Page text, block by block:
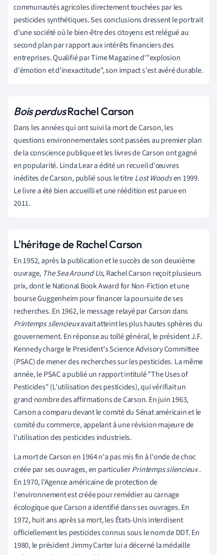
communautés agricoles directement touchées par les
pesticides synthétiques. Ses conclusions dressent le portrait
d'une société où le bien-être des citoyens est relégué au
second plan par rapport aux intérêts financiers des
entreprises. Qualifié par Time Magazine d'"explosion
d'émotion et d'inexactitude", son impact s'est avéré durable.
Bois perdusRachel Carson
Dans les années qui ont suivi la mort de Carson, les
questions environnementales sont passées au premier plan
de la conscience publique et les livres de Carson ont gagné
en popularité. Linda Lear a édité un recueil d'œuvres
inédites de Carson, publié sous le titreLost Woodsen 1999.
Le livre a été bien accueilli et une réédition est parue en
2011.
L'héritage de Rachel Carson
En 1952, après la publication et le succès de son deuxième
ouvrage, The Sea Around Us, Rachel Carson reçoit plusieurs
prix, dont le National Book Award for Non-Fiction et une
bourse Guggenheim pour financer la poursuite de ses
recherches. En 1962, le message relayé par Carson dans
Printemps silencieuxavait atteint les plus hautes sphères du
gouvernement. En réponse au tollé général, le président J.F.
Kennedy charge le President's Science Advisory Committee
(PSAC) de mener des recherches sur les pesticides. La même
année, le PSAC a publié un rapport intitulé "The Uses of
Pesticides" (L'utilisation des pesticides), qui vérifiait un
grand nombre des affirmations de Carson. En juin 1963,
Carson a comparu devant le comité du Sénat américain et le
comité du commerce, appelant à une révision majeure de
l'utilisation des pesticides industriels.
La mort de Carson en 1964 n'a pas mis fin à l'onde de choc
créée par ses ouvrages, en particulierPrintemps silencieux.
En 1970, l'Agence américaine de protection de
l'environnement est créée pour remédier au carnage
écologique que Carson a identifié dans ses ouvrages. En
1972, huit ans après sa mort, les États-Unis interdisent
officiellement les pesticides connus sous le nom de DDT. En
1980, le président Jimmy Carter lui a décerné la médaille